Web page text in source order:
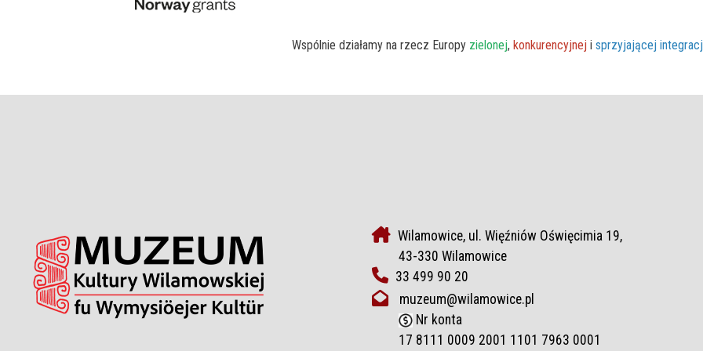
Wspólnie działamy na rzecz Europy zielonej, konkurencyjneji sprzyjającej
Wilamowice, ul. Więźniów Oświęcimia 19,
43-330 Wilamowice
33 499 90 20
muzeum@wilamowice.pl
Nr konta
17 8111 0009 2001 1101 7963 0001